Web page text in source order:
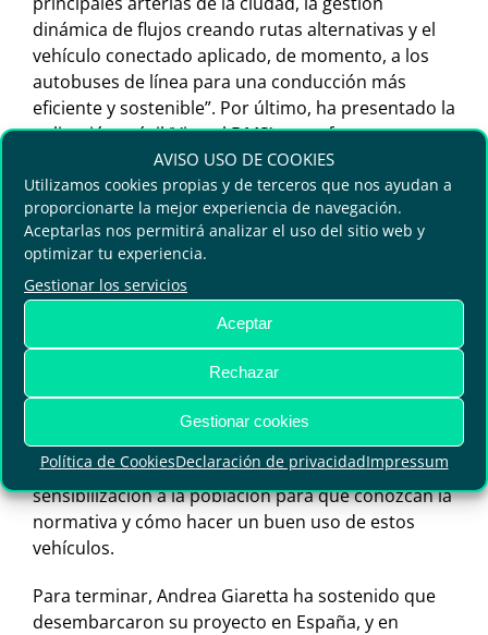
AVISO USO DE COOKIES
Utilizamos cookies propias y de terceros que nos ayudan a
proporcionarte la mejor experiencia de navegación.
Aceptarlas nos permitirá analizar el uso del sitio web y
optimizar tu experiencia.
Gestionar los servicios
Aceptar
Rechazar
Gestionar cookies
Política de CookiesDeclaración de privacidadImpressum
dinámica de flujos creando rutas alternativas y el
vehículo conectado aplicado, de momento, a los
autobuses de línea para una conducción más
eficiente y sostenible”. Por último, ha presentado la
aplicación móvil ‘Virtual DMS’, que ofrece
información en tiempo real al conductor para
favorecer la fluidez de la movilidad.
Por otro lado, Noemí Moya ha matizado que el
objetivo de Voi Technology es “ofrecer ciudades
más habitables, con menos ruido, contaminación y
más seguras”, y ha puntualizado que “no se puede
tener un servicio seguro si no se trabaja
conjuntamente con la administración”. Igualmente,
ha apuntalado que, aunque la tecnología ofrezca
seguridad, también es necesaria “una regulación e
infraestructura que la apoye”. Al final de su
intervención ha defendido las campañas de
sensibilización a la población para que conozcan la
normativa y cómo hacer un buen uso de estos
vehículos.
Para terminar, Andrea Giaretta ha sostenido que
desembarcaron su proyecto en España, y en